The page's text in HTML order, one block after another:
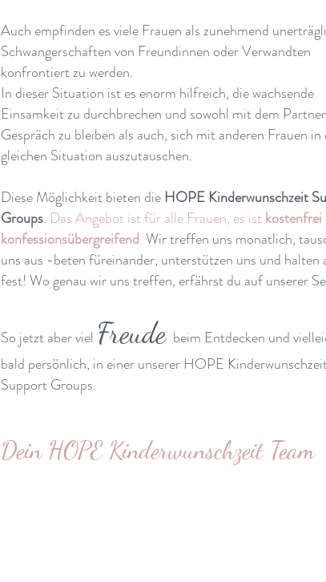
Auch empfinden es viele Frauen als zunehmend
Schwangerschaften von Freundinnen oder Verwandten
konfrontiert zu werden.
In dieser Situation ist es enorm hilfreich, die wachsende
Einsamkeit zu durchbrechen und sowohl mit dem
Gespräch zu bleiben als auch, sich mit anderen Frauen in
gleichen Situation auszutauschen.
Diese Möglichkeit bieten die HOPE Kinderwunschzeit
Groups.​ Das Angebot ist für alle Frauen, es ist kostenfrei
konfessionsübergreifend.Wir treffen uns monatlich,
uns aus -beten füreinander, unterstützen uns und halten
fest! Wo genau wir uns treffen, erfährst du auf unserer
So jetzt aber viel Freude beim Entdecken und
bald persönlich, in einer unserer HOPE
Support Groups.
Dein HOPE Kinderwunschzeit Team